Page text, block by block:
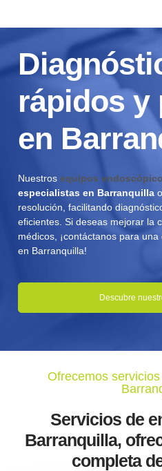
rápidos y
en
Nuestros equipos
especialistas en Barranquilla
resolución, facilitando
eficientes. Si deseas mejorar la
médicos, ¡contáctanos para
en Barranquilla!
Descubre
Ofrecemos
Servicios de
Barranquilla,
completa